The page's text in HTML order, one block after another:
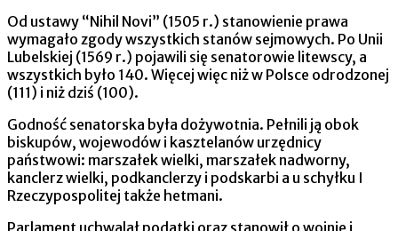
Od ustawy “Nihil Novi” (1505 r.) stanowienie prawa
wymagało zgody wszystkich stanów sejmowych. Po Unii
Lubelskiej (1569 r.) pojawili się senatorowie litewscy, a
wszystkich było 140. Więcej więc niż w Polsce odrodzonej
(111) i niż dziś (100).
Godność senatorska była dożywotnia. Pełnili ją obok
biskupów, wojewodów i kasztelanów urzędnicy
państwowi: marszałek wielki, marszałek nadworny,
kanclerz wielki, podkanclerzy i podskarbi a u schyłku I
Rzeczypospolitej także hetmani.